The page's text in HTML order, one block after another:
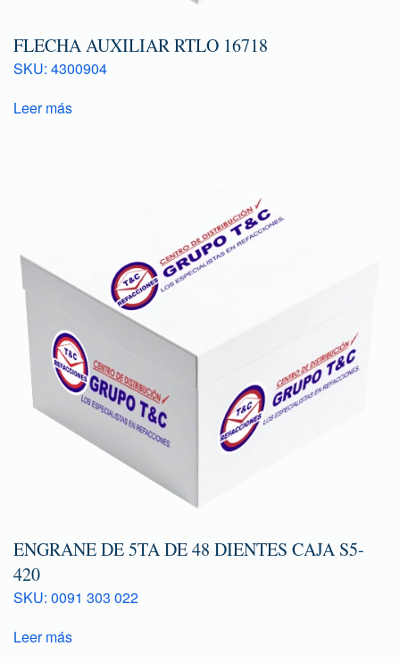
FLECHA AUXILIAR RTLO 16718
SKU: 4300904
Leer más
ENGRANE DE 5TA DE 48 DIENTES CAJA S5-
420
SKU: 0091 303 022
Leer más